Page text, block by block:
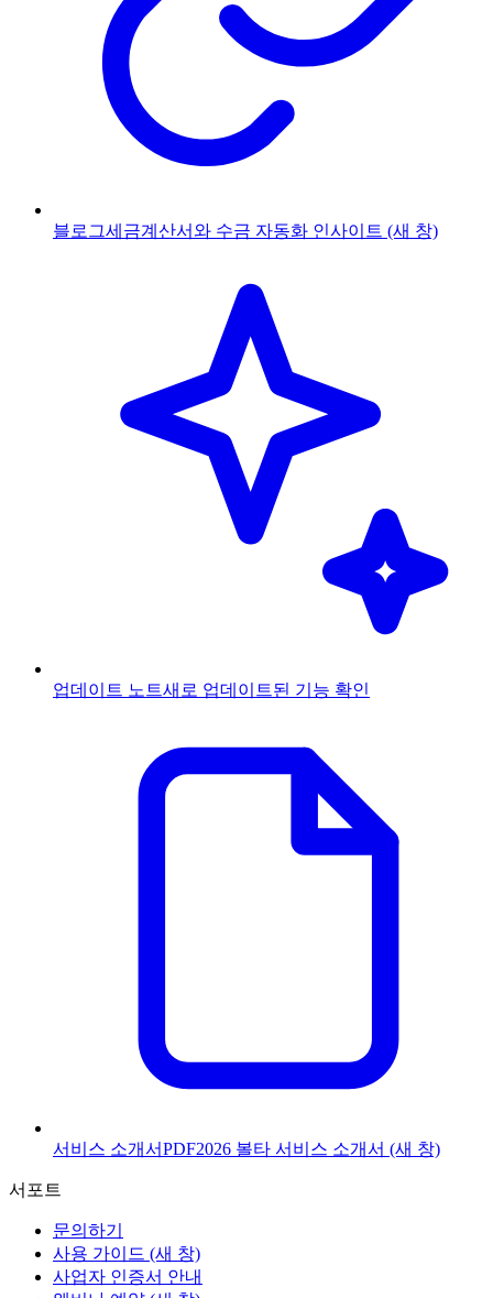
블로그세금계산서와 수금 자동화 인사이트 (새 창)
업데이트 노트새로 업데이트된 기능 확인
서비스 소개서PDF2026 볼타 서비스 소개서 (새 창)
서포트
문의하기
사용 가이드 (새 창)
사업자 인증서 안내